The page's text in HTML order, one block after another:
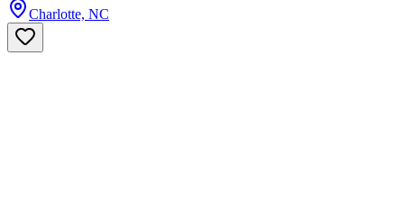
Charlotte, NC